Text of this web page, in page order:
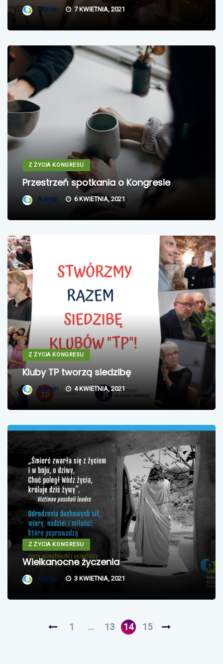
Admin 7 KWIETNIA, 2021
Z ŻYCIA KONGRESU
Przestrzeń spotkania o Kongresie
Admin 6 KWIETNIA, 2021
Z ŻYCIA KONGRESU
Kluby TP tworzą siedzibę
Admin 4 KWIETNIA, 2021
Z ŻYCIA KONGRESU
Wielkanocne życzenia
Admin 3 KWIETNIA, 2021
1 … 13 14 15